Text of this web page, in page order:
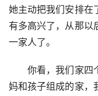
她主动把我们安排在
有多高兴了，从那以
一家人了。
你看，我们家四个
妈和孩子组成的家，